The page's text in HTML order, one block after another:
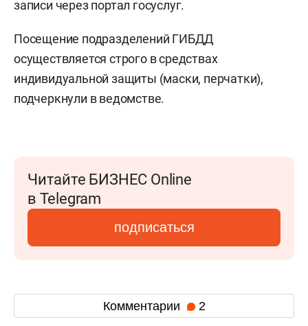
записи через портал госуслуг.
Посещение подразделений ГИБДД
осуществляется строго в средствах
индивидуальной защиты (маски, перчатки),
подчеркнули в ведомстве.
Читайте БИЗНЕС Online
в Telegram
подписаться
Комментарии 2